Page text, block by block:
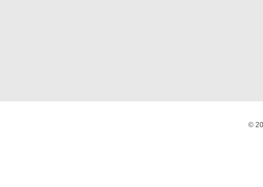
©